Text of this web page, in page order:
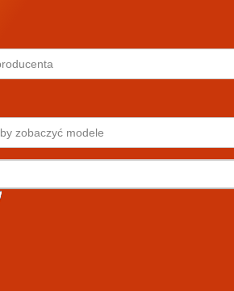
zobaczyć modele